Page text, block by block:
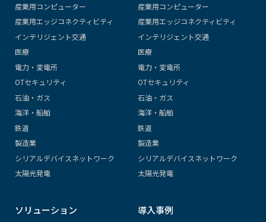
産業用コンピューター
産業用エッジコネクティビティ
インテリジェント交通
医療
電力・変電所
OTセキュリティ
石油・ガス
海洋・船舶
鉄道
製造業
シリアルデバイスネットワーク
太陽光発電
産業用コンピューター
産業用エッジコネクティビティ
インテリジェント交通
医療
電力・変電所
OTセキュリティ
石油・ガス
海洋・船舶
鉄道
製造業
シリアルデバイスネットワーク
太陽光発電
ソリューション 導入事例